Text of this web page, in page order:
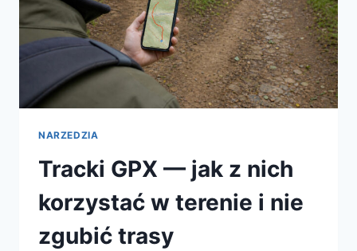
NARZEDZIA
Tracki GPX — jak z nich
korzystać w terenie i nie
zgubić trasy